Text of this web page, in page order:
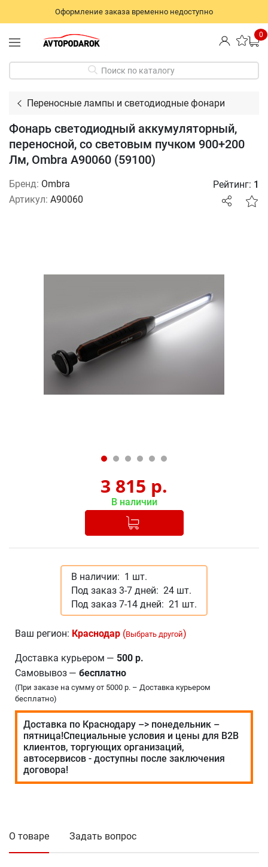
Оформление заказа временно недоступно
0
Поиск по каталогу
Переносные лампы и светодиодные фонари
Фонарь светодиодный аккумуляторный,
переносной, со световым пучком 900+200
Лм, Ombra A90060 (59100)
Бренд: Ombra
Артикул: A90060
Рейтинг: 1
3 815 р.
В наличии
Добавлено в корзину
В наличии: 1 шт.
Под заказ 3-7 дней: 24 шт.
Под заказ 7-14 дней: 21 шт.
Ваш регион: Краснодар (Выбрать другой)
Доставка курьером — 500 р.
Самовывоз — бесплатно
(При заказе на сумму от 5000 р. – Доставка курьером
бесплатно)
Доставка по Краснодару –> понедельник –
пятница!Специальные условия и цены для В2В
клиентов, торгующих организаций,
автосервисов - доступны после заключения
договора!
О товаре Задать вопрос